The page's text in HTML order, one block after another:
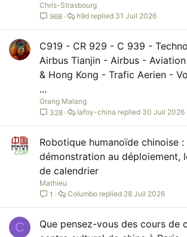
Chris-Strasbourg
968
31 Juil 2026
h9d
C919 - CR 929 - C 939 -
Airbus Tianjin - Airbus -
& Hong Kong - Trafic Aerien -
...
Orang Malang
328
30 Juil 2026
lafoy-china
Robotique humanoïde chinoise :
démonstration au déploiement,
de calendrier
Mathieu
1
28 Juil 2026
Columbo
C
Que pensez-vous des cours de